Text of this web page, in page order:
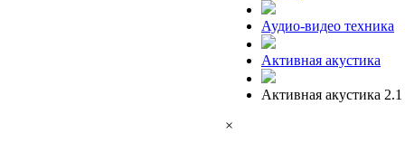
Аудио-видео техника
Активная акустика
Активная акустика 2.1
×